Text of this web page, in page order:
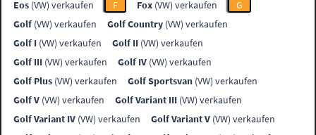
Eos (VW) verkaufen F Fox (VW) verkaufen
G
Golf (VW) verkaufen Golf Country (VW) verkaufen
Golf I (VW) verkaufen Golf II (VW) verkaufen
Golf III (VW) verkaufen Golf IV (VW) verkaufen
Golf Plus (VW) verkaufen Golf Sportsvan (VW) verkaufen
Golf V (VW) verkaufen Golf Variant III (VW) verkaufen
Golf Variant IV (VW) verkaufen Golf Variant V (VW) verkaufen